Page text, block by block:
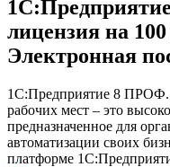
лицензия на
Электронная
1С:Предприятие 8 ПРОФ.
рабочих мест – это
предназначенное для
автоматизации своих
платформе